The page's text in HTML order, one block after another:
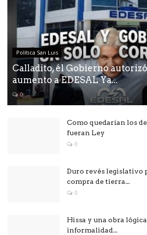
Política San Luis
Calladito, él Gobierno
aumento a EDESAL Ya...
0
Como quedarían los
fueran Ley
0
Duro revés legislativo
compra de tierra...
0
Hissa y una obra
informalidad...